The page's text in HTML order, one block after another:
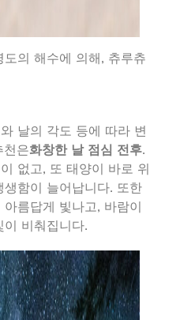
의 해수에 의해, 츄루츄
날의 각도 등에 따라 변
천은화창한 날 점심 전후.
없고, 또 태양이 바로 위
함이 늘어납니다. 또한
름답게 빛나고, 바람이
비춰집니다.